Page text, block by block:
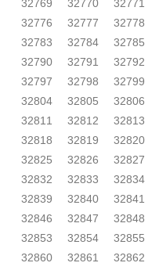
32769 32770 32771
32776
32777 32778
32783
32784 32785
32790
32791 32792
32797
32798 32799
32804
32805 32806
32811
32812 32813
32818
32819 32820
32825
32826 32827
32832
32833 32834
32839
32840 32841
32846
32847 32848
32853
32854 32855
32860
32861 32862